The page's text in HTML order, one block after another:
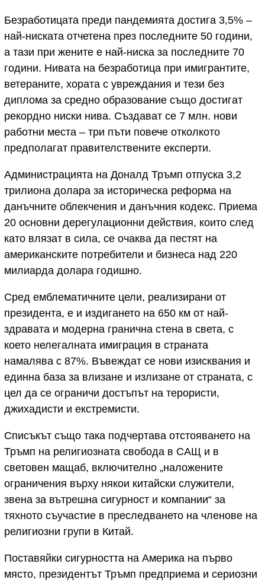
Безработицата преди пандемията достига 3,5% –
най-ниската отчетена през последните 50 години,
а тази при жените е най-ниска за последните 70
години. Нивата на безработица при имигрантите,
ветераните, хората с увреждания и тези без
диплома за средно образование също достигат
рекордно ниски нива. Създават се 7 млн. нови
работни места – три пъти повече отколкото
предполагат правителствените експерти.
Администрацията на Доналд Тръмп отпуска 3,2
трилиона долара за историческа реформа на
данъчните облекчения и данъчния кодекс. Приема
20 основни дерегулационни действия, които след
като влязат в сила, се очаква да пестят на
американските потребители и бизнеса над 220
милиарда долара годишно.
Сред емблематичните цели, реализирани от
президента, е и издигането на 650 км от най-
здравата и модерна гранична стена в света, с
което нелегалната имиграция в страната
намалява с 87%. Въвеждат се нови изисквания и
единна база за влизане и излизане от страната, с
цел да се ограничи достъпът на терористи,
джихадисти и екстремисти.
Списъкът също така подчертава отстояването на
Тръмп на религиозната свобода в САЩ и в
световен мащаб, включително „наложените
ограничения върху някои китайски служители,
звена за вътрешна сигурност и компании“ за
тяхното съучастие в преследването на членове на
религиозни групи в Китай.
Поставяйки сигурността на Америка на първо
място, президентът Тръмп предприема и сериозни